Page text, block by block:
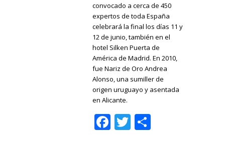
convocado a cerca de 450
expertos de toda España
celebrará la final los días 11 y
12 de junio, también en el
hotel Silken Puerta de
América de Madrid. En 2010,
fue Nariz de Oro Andrea
Alonso, una sumiller de
origen uruguayo y asentada
en Alicante.
Facebook
Twitter